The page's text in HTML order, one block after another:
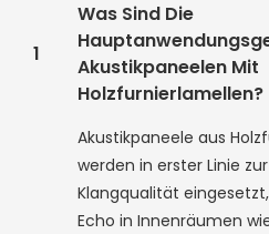
1
Was Sind Die
Akustikpaneelen Mit
Holzfurnierlamellen?
Akustikpaneele aus
werden in erster Linie
Klangqualität
Echo in Innenräumen